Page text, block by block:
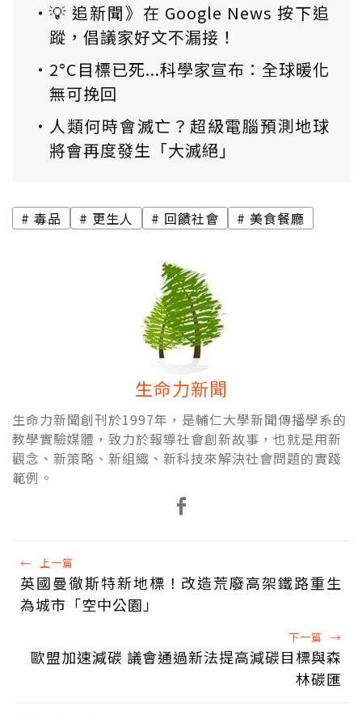
💡 追新聞》在 Google News 按下追
蹤，倡議家好文不漏接！
2°C目標已死...科學家宣布：全球暖化
無可挽回
人類何時會滅亡？超級電腦預測地球
將會再度發生「大滅絕」
毒品 更生人 回饋社會 美食餐廳
生命力新聞
生命力新聞創刊於1997年，是輔仁大學新聞傳播學系的
教學實驗媒體，致力於報導社會創新故事，也就是用新
觀念、新策略、新組織、新科技來解決社會問題的實踐
範例。
← 上一篇
英國曼徹斯特新地標！改造荒廢高架鐵路重生
為城市「空中公園」
下一篇 →
歐盟加速減碳 議會通過新法提高減碳目標與森
林碳匯